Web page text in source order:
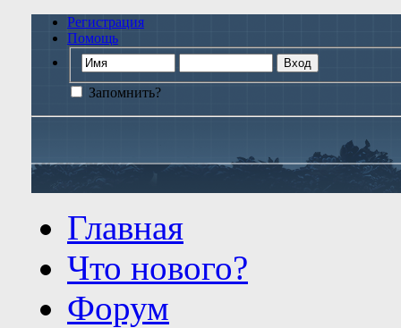
Регистрация
Помощь
Запомнить?
Главная
Что нового?
Форум